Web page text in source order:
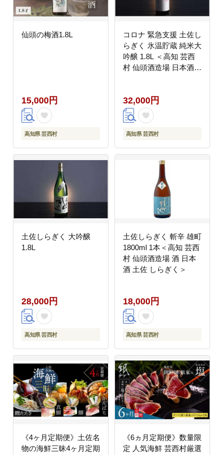
仙頭の梅酒1.8L
15,000円
高知県 芸西村
コロナ 緊急支援 土佐し
らぎく 氷温貯蔵 純米大
吟醸 1.8L ＜高知 芸西
村 仙頭酒造場 日本酒
32,000円
高知県 芸西村
土佐しらぎく 大吟醸
1.8L
28,000円
高知県 芸西村
土佐しらぎく 斬辛 雄町
1800ml 1本＜高知 芸西
村 仙頭酒造場 酒 日本
酒 土佐 しらぎく＞
18,000円
高知県 芸西村
《4ヶ月定期便》土佐名
物の海鮮三昧4ヶ月定期
《6ヵ月定期便》数量限
定 人気海鮮 芸西村厳選